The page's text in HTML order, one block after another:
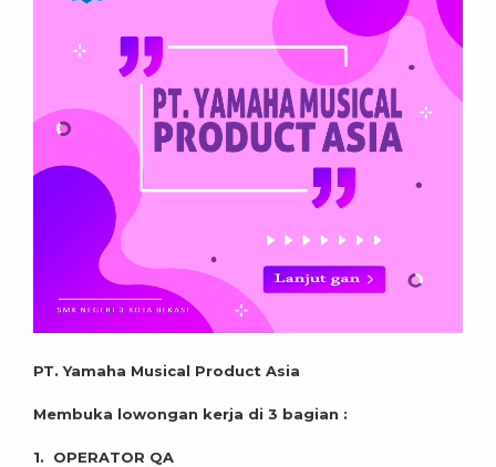
PT. Yamaha Musical Product Asia
Membuka lowongan kerja di 3 bagian :
1. OPERATOR QA